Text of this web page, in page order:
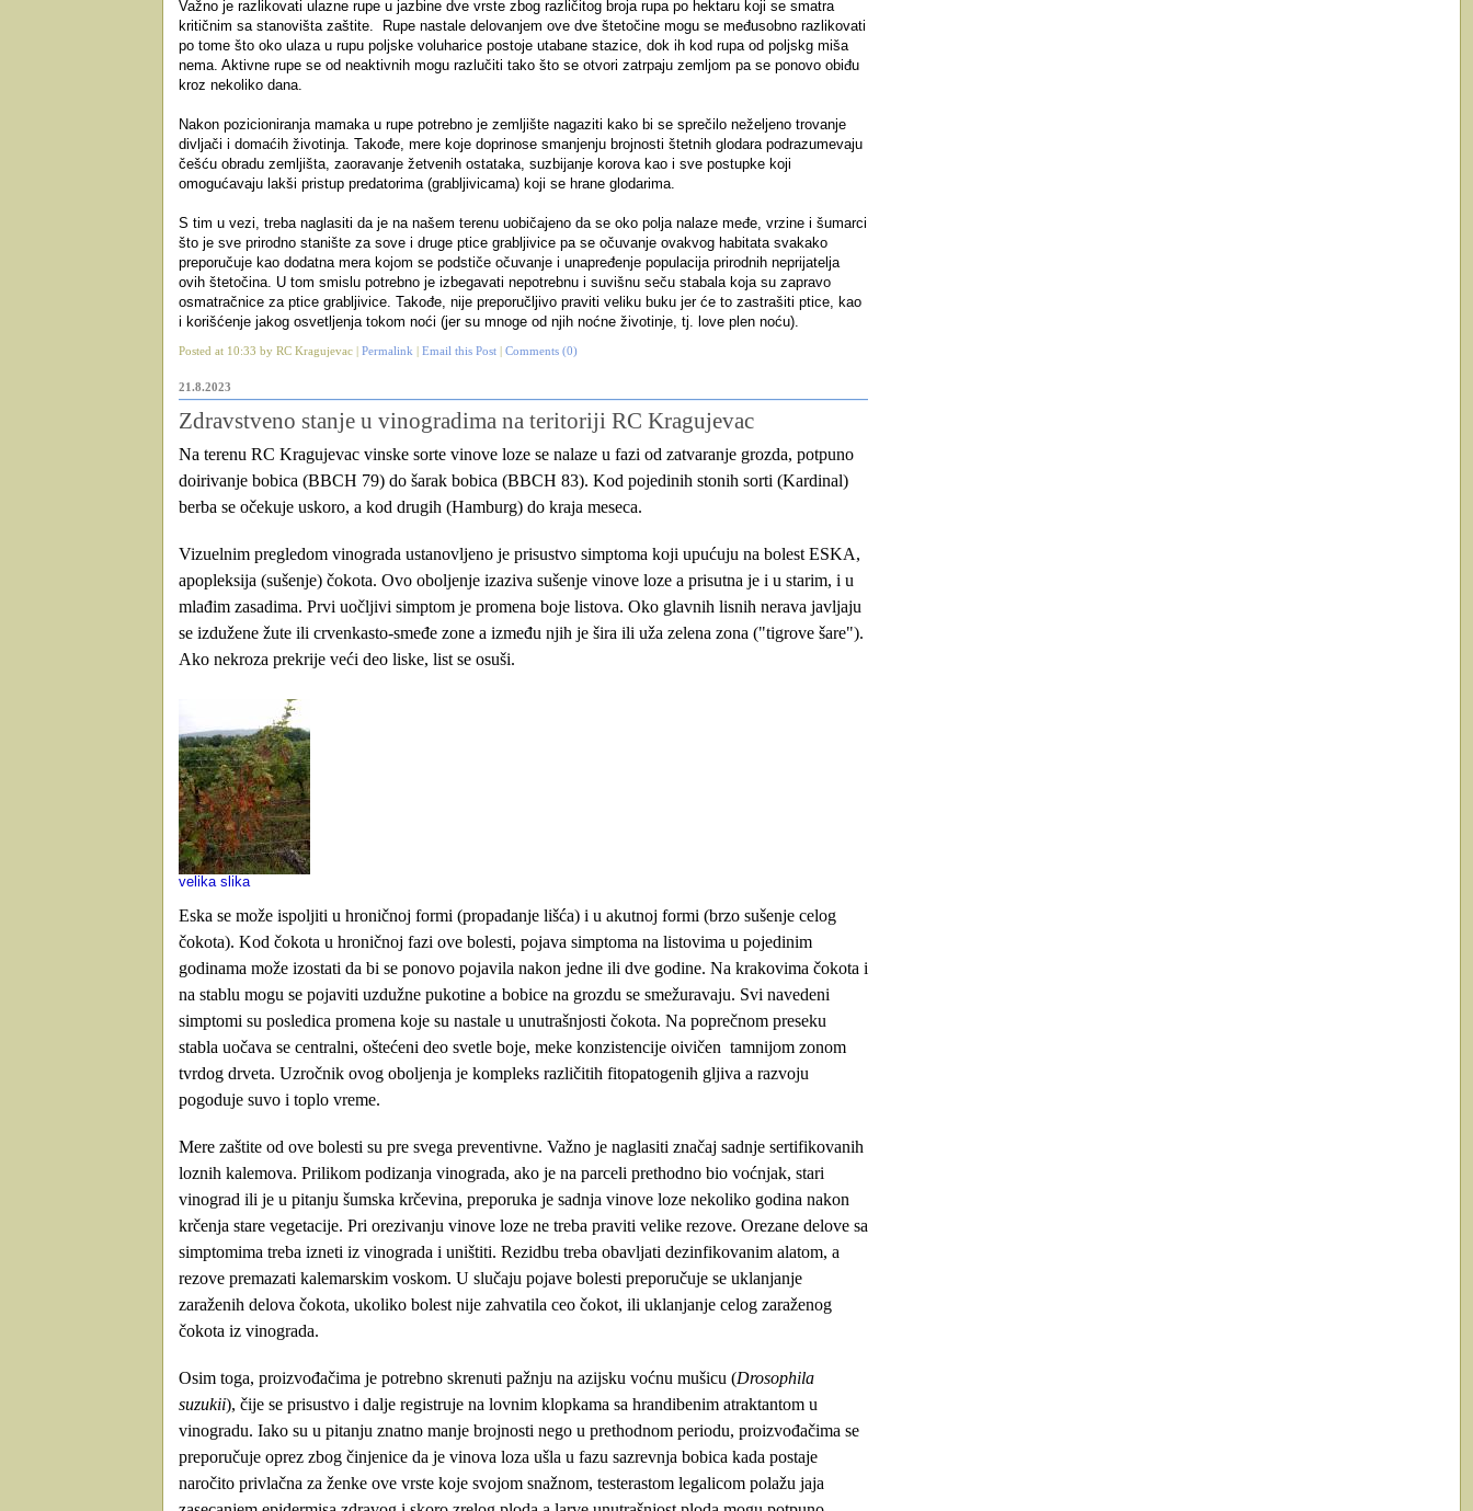
Važno je razlikovati ulazne rupe u jazbine dve vrste zbog različitog broja rupa po hektaru koji se smatra
kritičnim sa stanovišta zaštite.
Rupe nastale delovanjem ove dve štetočine mogu se međusobno razlikovati
po tome što oko ulaza u rupu poljske voluharice postoje utabane stazice, dok ih kod rupa od poljskg miša
nema. Aktivne rupe se od neaktivnih mogu razlučiti tako što se otvori zatrpaju zemljom pa se ponovo obiđu
kroz nekoliko dana.
Nakon pozicioniranja mamaka u rupe potrebno je zemljište nagaziti kako bi se sprečilo neželjeno trovanje
divljači i domaćih životinja. Takođe, mere koje doprinose smanjenju brojnosti štetnih glodara podrazumevaju
češću obradu zemljišta, zaoravanje žetvenih ostataka, suzbijanje korova kao i sve postupke koji
omogućavaju lakši pristup predatorima (grabljivicama) koji se hrane glodarima.
S tim u vezi, treba naglasiti da je na našem terenu uobičajeno da se oko polja nalaze međe, vrzine i šumarci
što je sve prirodno stanište za sove i druge ptice grabljivice pa se očuvanje ovakvog habitata svakako
preporučuje kao dodatna mera kojom se podstiče očuvanje i unapređenje populacija prirodnih neprijatelja
ovih štetočina. U tom smislu potrebno je izbegavati nepotrebnu i suvišnu seču stabala koja su zapravo
osmatračnice za ptice grabljivice. Takođe, nije preporučljivo praviti veliku buku jer će to zastrašiti ptice, kao
i korišćenje jakog osvetljenja tokom noći (jer su mnoge od njih noćne životinje, tj. love plen noću).
Posted at 10:33 by RC Kragujevac | Permalink Email this Post Comments (0)
21.8.2023
Zdravstveno stanje u vinogradima na teritoriji RC Kragujevac
Na terenu RC Kragujevac vinske sorte vinove loze se nalaze u fazi od zatvaranje grozda, potpuno
doirivanje bobica (BBCH 79) do šarak bobica (BBCH 83). Kod pojedinih stonih sorti (Kardinal)
berba se očekuje uskoro, a kod drugih (Hamburg) do kraja meseca.
Vizuelnim pregledom vinograda ustanovljeno je prisustvo simptoma koji upućuju na bolest ESKA,
apopleksija (sušenje) čokota. Ovo oboljenje izaziva sušenje vinove loze a prisutna je i u starim, i u
mlađim zasadima. Prvi uočljivi simptom je promena boje listova. Oko glavnih lisnih nerava javljaju
se izdužene žute ili crvenkasto-smeđe zone a između njih je šira ili uža zelena zona ("tigrove šare").
Ako nekroza prekrije veći deo liske, list se osuši.
velika slika
Eska se može ispoljiti u hroničnoj formi (propadanje lišća) i u akutnoj formi (brzo sušenje celog
čokota). Kod čokota u hroničnoj fazi ove bolesti, pojava simptoma na listovima u pojedinim
godinama može izostati da bi se ponovo pojavila nakon jedne ili dve godine. Na krakovima čokota i
na stablu mogu se pojaviti uzdužne pukotine a bobice na grozdu se smežuravaju. Svi navedeni
simptomi su posledica promena koje su nastale u unutrašnjosti čokota. Na poprečnom preseku
stabla uočava se centralni, oštećeni deo svetle boje, meke konzistencije oivičen tamnijom zonom
tvrdog drveta. Uzročnik ovog oboljenja je kompleks različitih fitopatogenih gljiva a razvoju
pogoduje suvo i toplo vreme.
Mere zaštite od ove bolesti su pre svega preventivne. Važno je naglasiti značaj sadnje sertifikovanih
loznih kalemova. Prilikom podizanja vinograda, ako je na parceli prethodno bio voćnjak, stari
vinograd ili je u pitanju šumska krčevina, preporuka je sadnja vinove loze nekoliko godina nakon
krčenja stare vegetacije. Pri orezivanju vinove loze ne treba praviti velike rezove. Orezane delove sa
simptomima treba izneti iz vinograda i uništiti. Rezidbu treba obavljati dezinfikovanim alatom, a
rezove premazati kalemarskim voskom. U slučaju pojave bolesti preporučuje se uklanjanje
zaraženih delova čokota, ukoliko bolest nije zahvatila ceo čokot, ili uklanjanje celog zaraženog
čokota iz vinograda.
Osim toga, proizvođačima je potrebno skrenuti pažnju na azijsku voćnu mušicu (Drosophila
suzukii), čije se prisustvo i dalje registruje na lovnim klopkama sa hrandibenim atraktantom u
vinogradu. Iako su u pitanju znatno manje brojnosti nego u prethodnom periodu, proizvođačima se
preporučuje oprez zbog činjenice da je vinova loza ušla u fazu sazrevnja bobica kada postaje
naročito privlačna za ženke ove vrste koje svojom snažnom, testerastom legalicom polažu jaja